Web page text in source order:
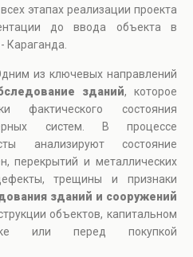
этапах реализации проекта
до ввода объекта в
Караганда.
из ключевых направлений
зданий, которое
фактического состояния
систем. В процессе
анализируют состояние
перекрытий и металлических
трещины и признаки
зданий и сооружений
объектов, капитальном
или перед покупкой